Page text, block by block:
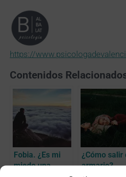
https://
Contenidos
Fobia. ¿Es mi
miedo una
¿Cómo salir
armario?